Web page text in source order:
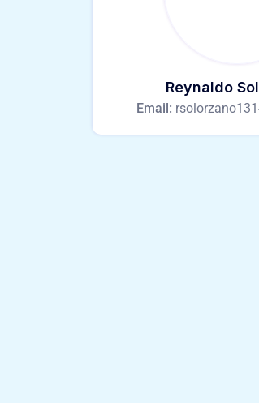
Reynaldo
Email: